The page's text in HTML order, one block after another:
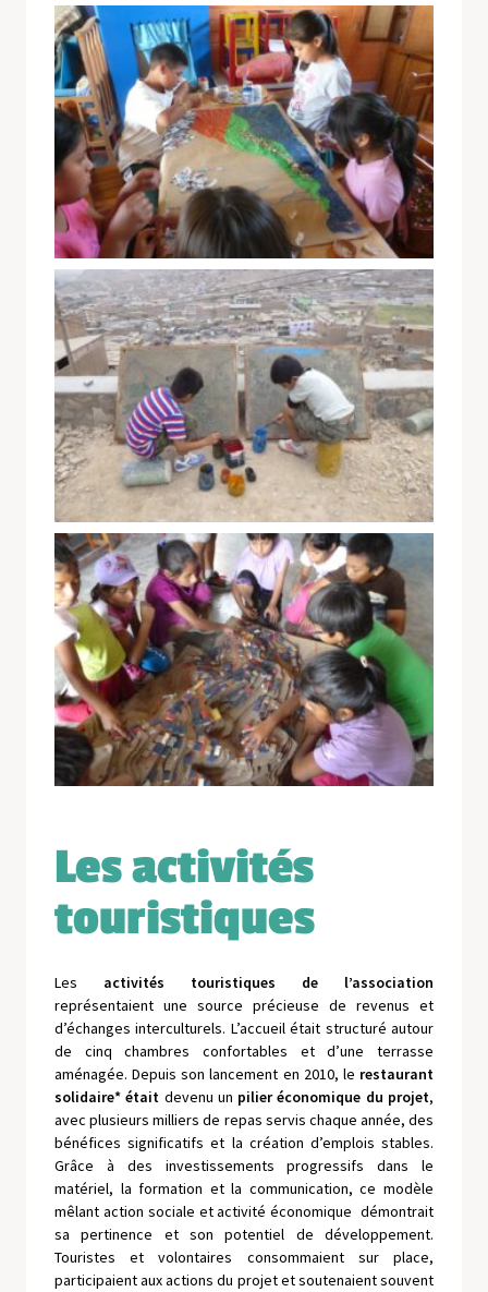
Les activités
touristiques
Les activités touristiques de l’association
représentaient une source précieuse de revenus et
d’échanges interculturels. L’accueil était structuré autour
de cinq chambres confortables et d’une terrasse
aménagée. Depuis son lancement en 2010, le restaurant
solidaire* était devenu un pilier économique du projet,
avec plusieurs milliers de repas servis chaque année, des
bénéfices significatifs et la création d’emplois stables.
Grâce à des investissements progressifs dans le
matériel, la formation et la communication, ce modèle
mêlant action sociale et activité économique démontrait
sa pertinence et son potentiel de développement.
Touristes et volontaires consommaient sur place,
participaient aux actions du projet et soutenaient souvent